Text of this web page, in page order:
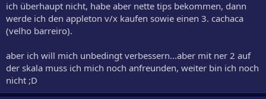
ich überhaupt nicht, habe aber nette tips bekommen, dann
werde ich den appleton v/x kaufen sowie einen 3. cachaca
(velho barreiro).
aber ich will mich unbedingt verbessern...aber mit ner 2 auf
der skala muss ich mich noch anfreunden, weiter bin ich noch
nicht ;D